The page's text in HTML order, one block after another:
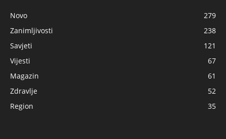
Novo
279
Zanimljivosti
238
Savjeti
121
Vijesti
67
Magazin
61
Zdravlje
52
Region
35